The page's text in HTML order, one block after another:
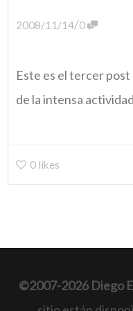
2008/11/14/0
Este es el tercer
de la intensa
0 likes
©2007-2026 Diego